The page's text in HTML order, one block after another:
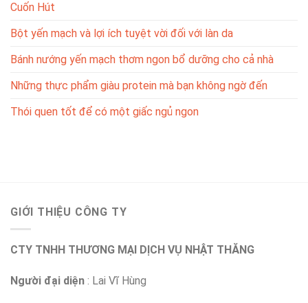
Cuốn Hút
Bột yến mạch và lợi ích tuyệt vời đối với làn da
Bánh nướng yến mạch thơm ngon bổ dưỡng cho cả nhà
Những thực phẩm giàu protein mà bạn không ngờ đến
Thói quen tốt để có một giấc ngủ ngon
GIỚI THIỆU CÔNG TY
CTY TNHH THƯƠNG MẠI DỊCH VỤ NHẬT THĂNG
Người đại diện : Lai Vĩ Hùng